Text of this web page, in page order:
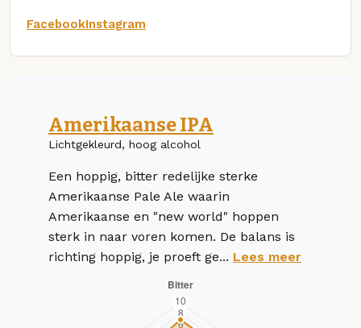
FacebookInstagram
Amerikaanse IPA
Lichtgekleurd, hoog alcohol
Een hoppig, bitter redelijke sterke
Amerikaanse Pale Ale waarin
Amerikaanse en "new world" hoppen
sterk in naar voren komen. De balans is
richting hoppig, je proeft ge... Lees meer